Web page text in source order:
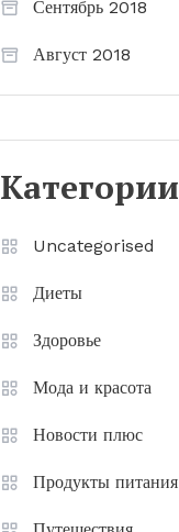
Сентябрь 2018
Август 2018
Категории
Uncategorised
Диеты
Здоровье
Мода и красота
Новости плюс
Продукты питания